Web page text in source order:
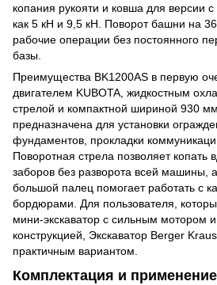
копания рукояти и ковша для версии
как 5 кН и 9,5 кН. Поворот башни на
рабочие операции без постоянного
базы.
Преимущества BK1200AS в первую
двигателем KUBOTA, жидкостным
стрелой и компактной шириной 930
предназначена для установки
фундаментов, прокладки
Поворотная стрела позволяет копать
заборов без разворота всей машины,
большой палец помогает работать с
бордюрами. Для пользователя,
мини-экскаватор с сильным мотором
конструкцией, Экскаватор Berger
практичным вариантом.
Комплектация и